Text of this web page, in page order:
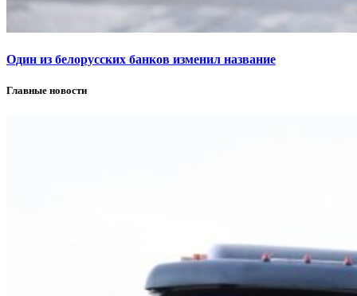
Один из белорусских банков изменил название
Главные новости